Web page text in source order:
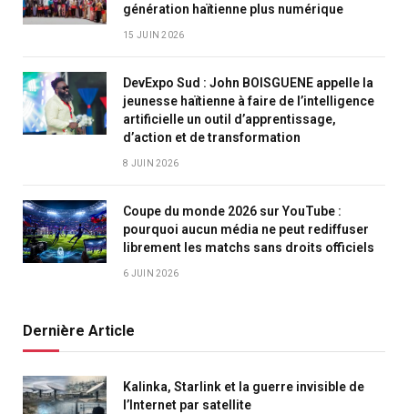
génération haïtienne plus numérique
15 JUIN 2026
DevExpo Sud : John BOISGUENE appelle la
jeunesse haïtienne à faire de l’intelligence
artificielle un outil d’apprentissage,
d’action et de transformation
8 JUIN 2026
Coupe du monde 2026 sur YouTube :
pourquoi aucun média ne peut rediffuser
librement les matchs sans droits officiels
6 JUIN 2026
Dernière Article
Kalinka, Starlink et la guerre invisible de
l’Internet par satellite